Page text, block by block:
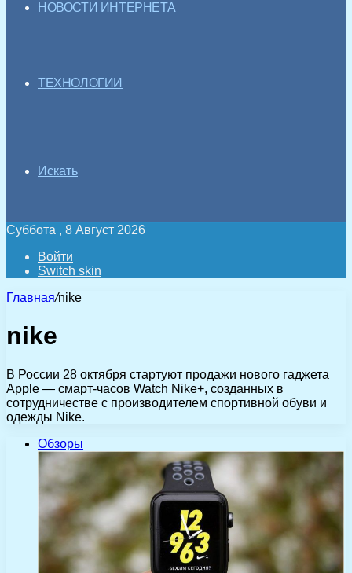
НОВОСТИ ИНТЕРНЕТА
ТЕХНОЛОГИИ
Искать
Суббота , 8 Август 2026
Войти
Switch skin
Главная/nike
nike
В России 28 октября стартуют продажи нового гаджета
Apple — смарт-часов Watch Nike+, созданных в
сотрудничестве с производителем спортивной обуви и
одежды Nike.
Обзоры